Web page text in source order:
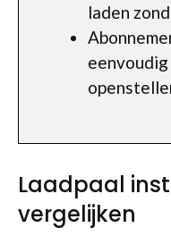
laden
Laadpaal
vergelijken